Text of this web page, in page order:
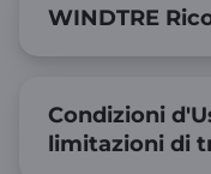
WINDTRE
Condizioni
limitazioni di